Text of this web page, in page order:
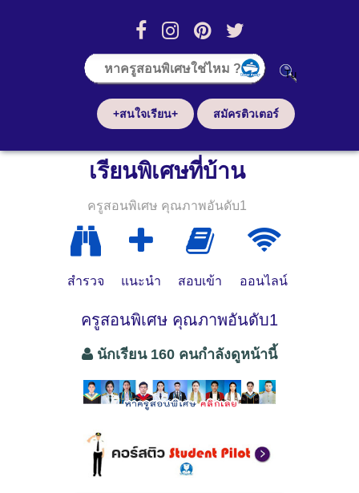
+สนใจเรียน+ สมัครติวเตอร์
เรียนพิเศษที่บ้าน
ครูสอนพิเศษ คุณภาพอันดับ1
สำรวจ แนะนำ สอบเข้า ออนไลน์
ครูสอนพิเศษ คุณภาพอันดับ1
นักเรียน 160 คนกำลังดูหน้านี้